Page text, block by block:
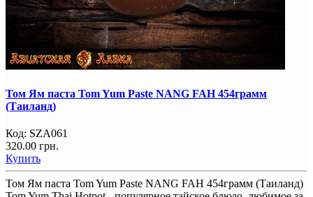
Том Ям паста Tom Yum Paste NANG FAH 454грамм
(Таиланд)
Код: SZA061
320.00 грн.
Купить
Том Ям паста Tom Yum Paste NANG FAH 454грамм (Таиланд)